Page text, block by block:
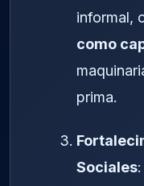
informal,
como
prima.
Sociales